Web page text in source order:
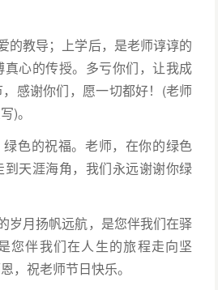
的教导；上学后，是老师谆谆的
心的传授。多亏你们，让我成
感谢你们，愿一切都好！(老师
)。
的祝福。老师，在你的绿色
天涯海角，我们永远谢谢你绿
岁月扬帆远航，是您伴我们在驿
您伴我们在人生的旅程走向坚
，祝老师节日快乐。